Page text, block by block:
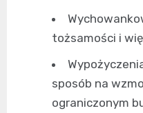
tożsamości i
sposób na
ograniczonym